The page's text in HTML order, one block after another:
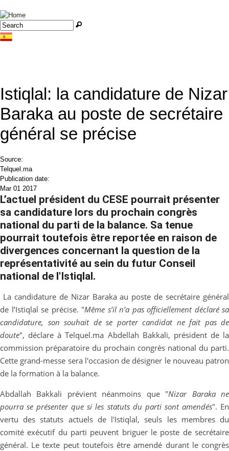
Jump to navigation
Search form
Search
Istiqlal: la candidature de Nizar
Baraka au poste de secrétaire
général se précise
Source:
Telquel.ma
Publication date:
Mar 01 2017
L’actuel président du CESE pourrait présenter
sa candidature lors du prochain congrès
national du parti de la balance. Sa tenue
pourrait toutefois être reportée en raison de
divergences concernant la question de la
représentativité au sein du futur Conseil
national de l'Istiqlal.
La candidature de Nizar Baraka au poste de secrétaire général
de l’Istiqlal se précise. "Même s’il n’a pas officiellement déclaré sa
candidature, son souhait de se porter candidat ne fait pas de
doute", déclare à Telquel.ma Abdellah Bakkali, président de la
commission préparatoire du prochain congrès national du parti.
Cette grand-messe sera l'occasion de désigner le nouveau patron
de la formation à la balance.
Abdallah Bakkali prévient néanmoins que "Nizar Baraka ne
pourra se présenter que si les statuts du parti sont amendés". En
vertu des statuts actuels de l'Istiqlal, seuls les membres du
comité exécutif du parti peuvent briguer le poste de secrétaire
général. Le texte peut toutefois être amendé durant le congrès